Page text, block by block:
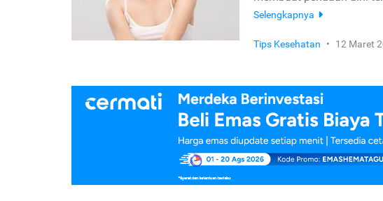
Selengkapnya
Tips Kesehatan • 12 Maret